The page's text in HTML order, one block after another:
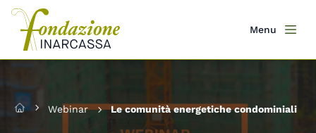
Salta
contenuto
principale
Menu
Home Webinar Le comunità energetiche condominiali